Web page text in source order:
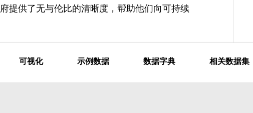
提供了无与伦比的清晰度，帮助他们向可持续
可视化 示例数据 数据字典 相关数据集